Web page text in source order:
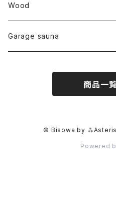
クォーツインクォーツ
ガーデンクォーツ
ムーンストーン
ルチルクォーツ
others
foods
∞Seiko Usami∞
Wood
Garage sauna
商品一
© Bisowa by
Powered